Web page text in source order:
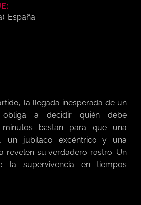
España
la llegada inesperada de un
obliga a decidir quién debe
minutos bastan para que una
un jubilado excéntrico y una
revelen su verdadero rostro. Un
la supervivencia en tiempos